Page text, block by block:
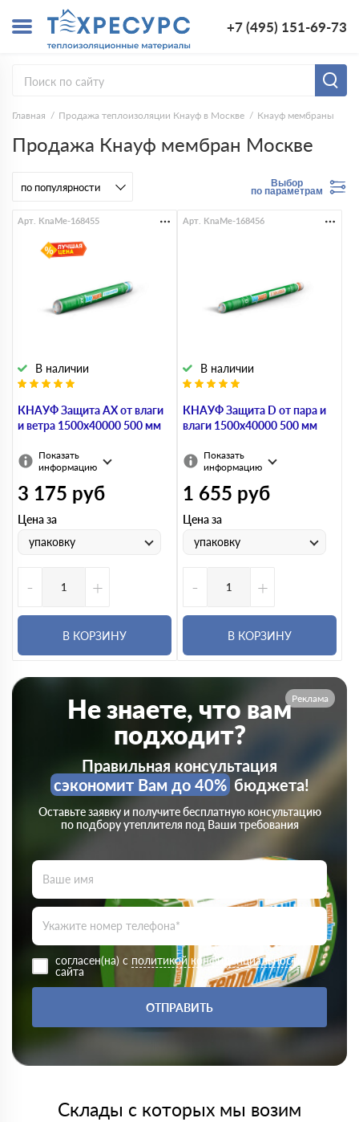
+7 (495) 151-69-73
Главная Продажа теплоизоляции Кнауф в Москве Кнауф мембраны
Продажа Кнауф мембран Москве
Выбор
по параметрам
КНАУФ Защита AX от влаги
и ветра 1500х40000 500 мм
В наличии
Арт. KnaMe-168455
Показать
информацию
3 175 руб
Цена за
упаковку
- +
В КОРЗИНУ
КНАУФ Защита D от пара и
влаги 1500х40000 500 мм
В наличии
Арт. KnaMe-168456
Показать
информацию
1 655 руб
Цена за
упаковку
- +
В КОРЗИНУ
Реклама
Не знаете, что вам
подходит?
Правильная консультация
сэкономит Вам до 40%бюджета!
Оставьте заявку и получите бесплатную консультацию
по подбору утеплителя под Ваши требования
согласен(на) с политикой конфиденциальности
сайта
ОТПРАВИТЬ
Склады с которых мы возим